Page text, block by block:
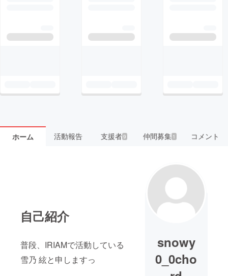
ホーム 活動報告 支援者9 仲間募集 1 コメント
自己紹介
普段、IRIAMで活動している
雪乃 絃と申しますっ
snowy
0_0cho